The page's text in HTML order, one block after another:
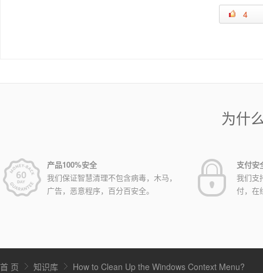
4
为什
产品100%安全
我们保证智慧清理不包含病毒，木马，
广告，恶意程序，百分百安全。
支付安
我们支
付，在
首 页 知识库 How to Clean Up the Windows Context Menu?